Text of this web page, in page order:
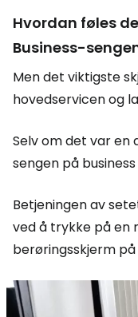
Hvordan føles
Business-
Men det viktigste
hovedservicen og
Selv om det var en
sengen på business
Betjeningen av
ved å trykke på en
berøringsskjerm